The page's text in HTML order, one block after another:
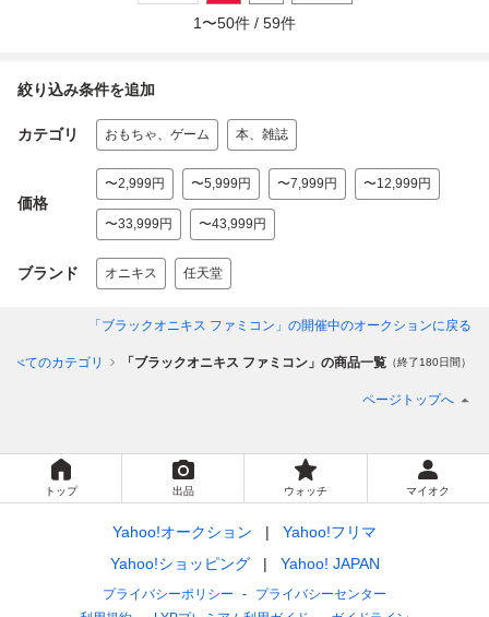
1 〜50件 / 59件
絞り込み条件を追加
カテゴリ おもちゃ、ゲーム 本、雑誌
価格
〜2,999円 〜5,999円 〜7,999円 〜12,999円
〜33,999円 〜43,999円
ブランド オニキス 任天堂
「ブラックオニキス ファミコン」 の開催中のオークションに戻る
すべてのカテゴリ 「ブラックオニキス ファミコン」の商品一覧 （終了180日間）
ページトップへ
トップ 出品 ウォッチ マイオク
Yahoo!オークション
Yahoo!フリマ
Yahoo!ショッピング
Yahoo! JAPAN
プライバシーポリシー
プライバシーセンター